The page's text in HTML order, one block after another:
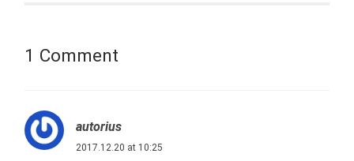
1 Comment
autorius
2017.12.20 at 10:25